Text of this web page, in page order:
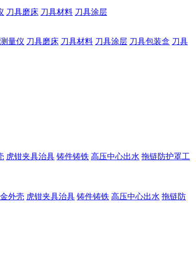
刀具磨床 刀具材料 刀具涂层
量仪 刀具磨床 刀具材料 刀具涂层 刀具包装盒 刀具
虎钳夹具治具 铸件铸铁 高压中心出水 拖链防护罩工
外壳 虎钳夹具治具 铸件铸铁 高压中心出水 拖链防